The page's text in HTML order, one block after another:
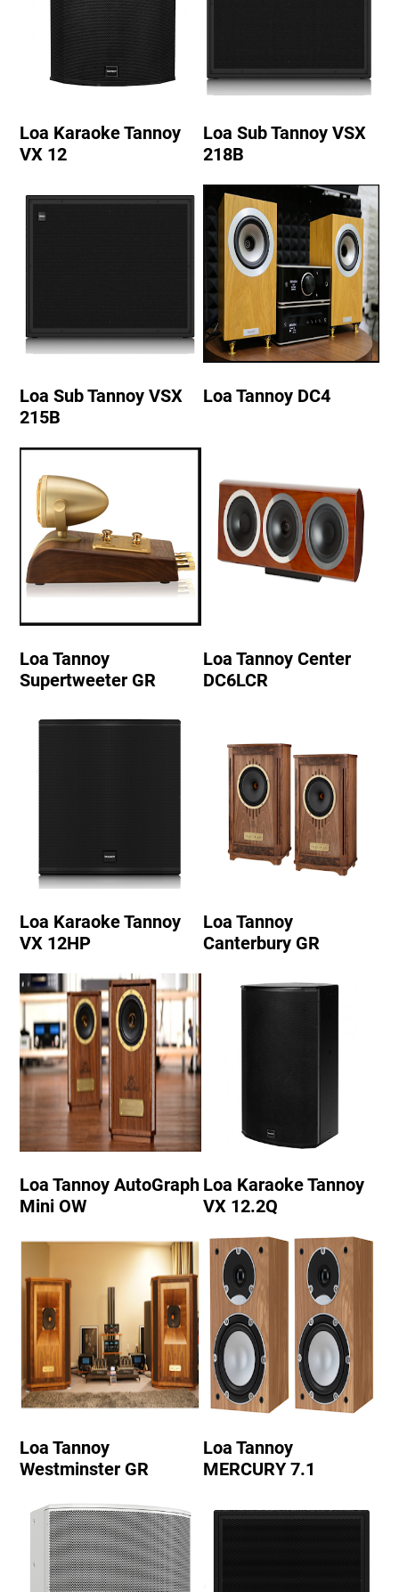
Loa Karaoke Tannoy
VX 12
Loa Sub Tannoy VSX
218B
Loa Sub Tannoy VSX
215B
Loa Tannoy DC4
Loa Tannoy
Supertweeter GR
Loa Tannoy Center
DC6LCR
Loa Karaoke Tannoy
VX 12HP
Loa Tannoy
Canterbury GR
Loa Tannoy AutoGraph
Mini OW
Loa Karaoke Tannoy
VX 12.2Q
Loa Tannoy
Westminster GR
Loa Tannoy
MERCURY 7.1